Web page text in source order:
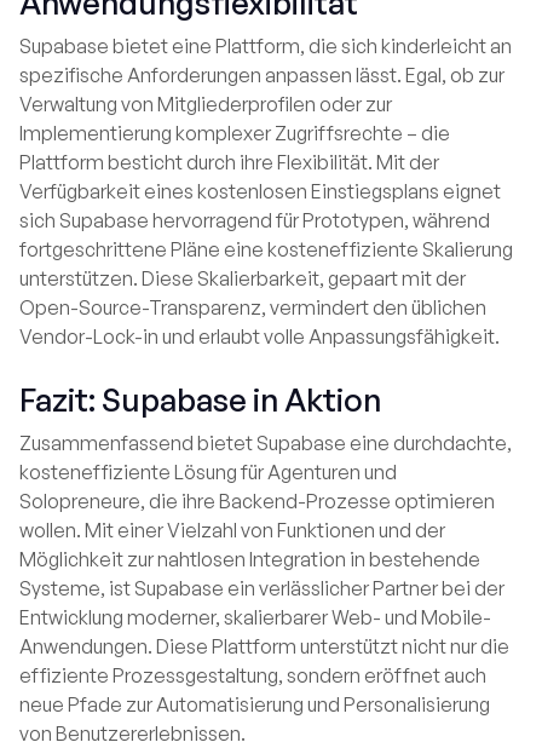
Supabase bietet eine Plattform, die sich kinderleicht an
spezifische Anforderungen anpassen lässt. Egal, ob zur
Verwaltung von Mitgliederprofilen oder zur
Implementierung komplexer Zugriffsrechte – die
Plattform besticht durch ihre Flexibilität. Mit der
Verfügbarkeit eines kostenlosen Einstiegsplans eignet
sich Supabase hervorragend für Prototypen, während
fortgeschrittene Pläne eine kosteneffiziente Skalierung
unterstützen. Diese Skalierbarkeit, gepaart mit der
Open-Source-Transparenz, vermindert den üblichen
Vendor-Lock-in und erlaubt volle Anpassungsfähigkeit.
Fazit: Supabase in Aktion
Zusammenfassend bietet Supabase eine durchdachte,
kosteneffiziente Lösung für Agenturen und
Solopreneure, die ihre Backend-Prozesse optimieren
wollen. Mit einer Vielzahl von Funktionen und der
Möglichkeit zur nahtlosen Integration in bestehende
Systeme, ist Supabase ein verlässlicher Partner bei der
Entwicklung moderner, skalierbarer Web- und Mobile-
Anwendungen. Diese Plattform unterstützt nicht nur die
effiziente Prozessgestaltung, sondern eröffnet auch
neue Pfade zur Automatisierung und Personalisierung
von Benutzererlebnissen.